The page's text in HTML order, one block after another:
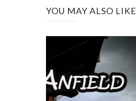
YOU MAY ALSO LIKE